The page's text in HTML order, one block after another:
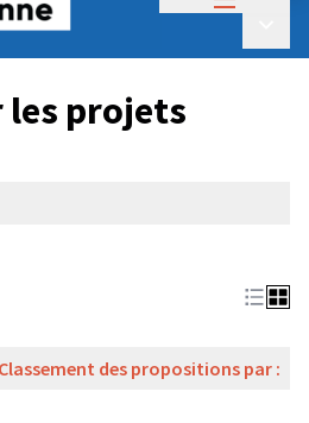
2024
les projets
Classement des propositions par :